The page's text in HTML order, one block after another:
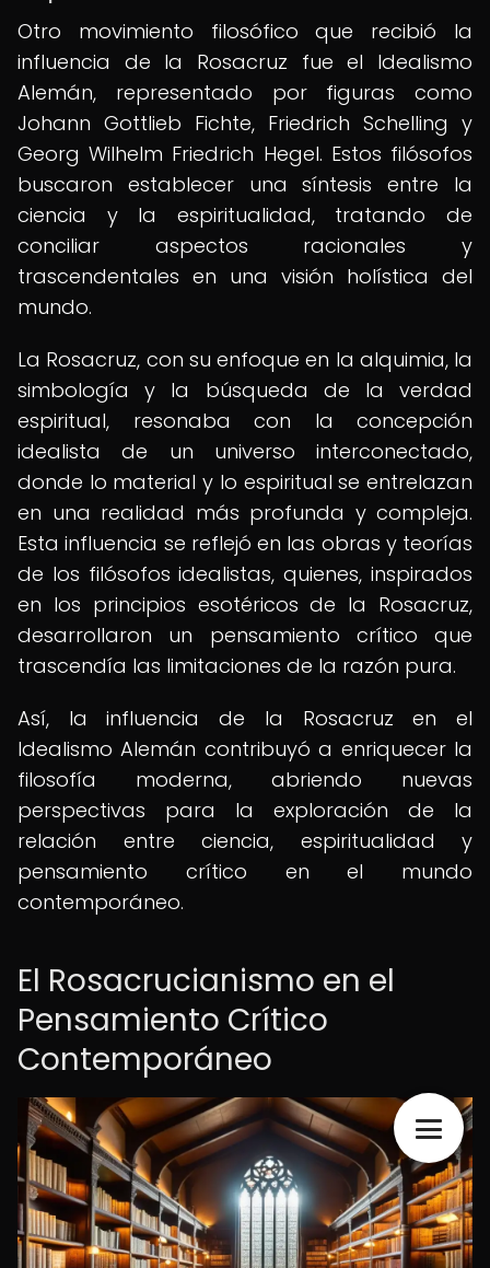
Otro movimiento filosófico que recibió la
influencia de la Rosacruz fue el Idealismo
Alemán, representado por figuras como
Johann Gottlieb Fichte, Friedrich Schelling y
Georg Wilhelm Friedrich Hegel. Estos filósofos
buscaron establecer una síntesis entre la
ciencia y la espiritualidad, tratando de
conciliar aspectos racionales y
trascendentales en una visión holística del
mundo.
La Rosacruz, con su enfoque en la alquimia, la
simbología y la búsqueda de la verdad
espiritual, resonaba con la concepción
idealista de un universo interconectado,
donde lo material y lo espiritual se entrelazan
en una realidad más profunda y compleja.
Esta influencia se reflejó en las obras y teorías
de los filósofos idealistas, quienes, inspirados
en los principios esotéricos de la Rosacruz,
desarrollaron un pensamiento crítico que
trascendía las limitaciones de la razón pura.
Así, la influencia de la Rosacruz en el
Idealismo Alemán contribuyó a enriquecer la
filosofía moderna, abriendo nuevas
perspectivas para la exploración de la
relación entre ciencia, espiritualidad y
pensamiento crítico en el mundo
contemporáneo.
El Rosacrucianismo en el
Pensamiento Crítico
Contemporáneo